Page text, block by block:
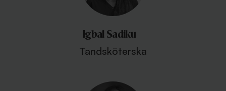
Igbal Sadiku
Tandsköterska